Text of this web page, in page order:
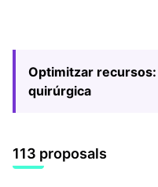
Optimitzar
quirúrgica
113 proposals